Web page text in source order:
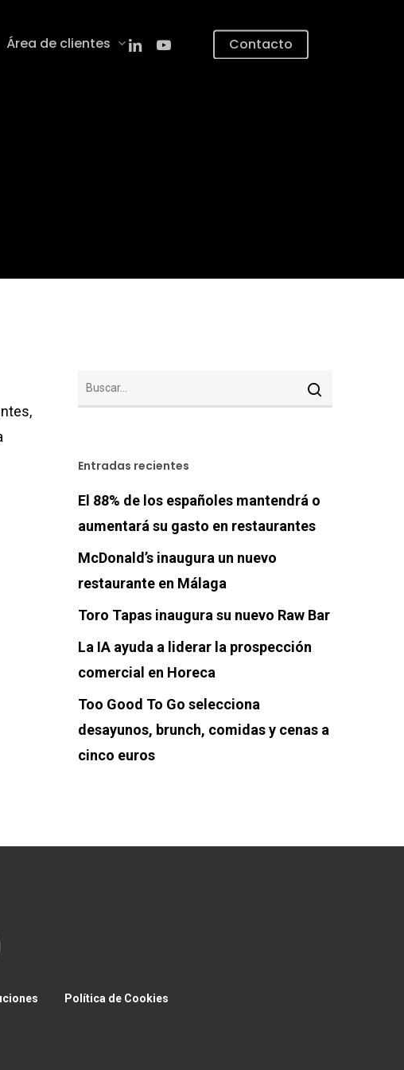
Área de clientes linkedinyoutube Contacto
Entradas recientes
El 88% de los españoles mantendrá o
aumentará su gasto en restaurantes
McDonald’s inaugura un nuevo
restaurante en Málaga
Toro Tapas inaugura su nuevo Raw Bar
La IA ayuda a liderar la prospección
comercial en Horeca
Too Good To Go selecciona
desayunos, brunch, comidas y cenas a
cinco euros
Política de Cookies